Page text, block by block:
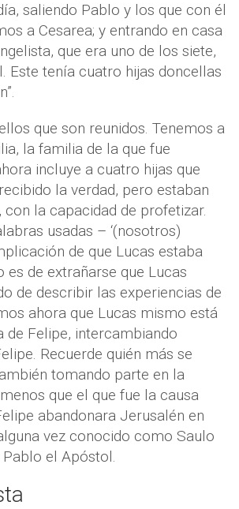
saliendo Pablo y los que con él
a Cesarea; y entrando en casa
que era uno de los siete,
Este tenía cuatro hijas doncellas
que son reunidos. Tenemos a
la familia de la que fue
incluye a cuatro hijas que
la verdad, pero estaban
con la capacidad de profetizar.
usadas – ‘(nosotros)
de que Lucas estaba
es de extrañarse que Lucas
de describir las experiencias de
ahora que Lucas mismo está
de Felipe, intercambiando
Recuerde quién más se
tomando parte en la
que el que fue la causa
abandonara Jerusalén en
vez conocido como Saulo
el Apóstol.